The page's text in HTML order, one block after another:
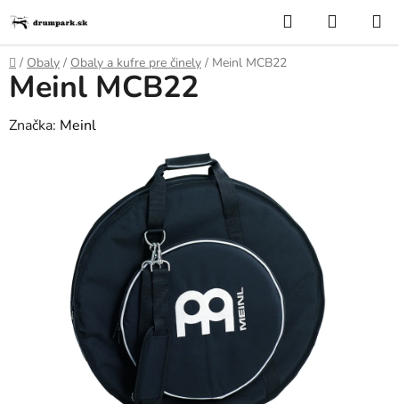
na
obsah
Hľadať
KOŠÍK
Domov
/ Obaly / Obaly a kufre pre činely / Meinl MCB22
Meinl MCB22
Značka: Meinl